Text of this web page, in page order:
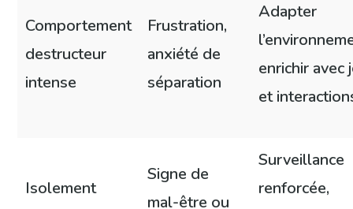
Comportement
destructeur
intense
Frustration,
anxiété de
séparation
Adapter
enrichir avec
et
Isolement
Signe de
mal-être ou
Surveillance
renforcée,